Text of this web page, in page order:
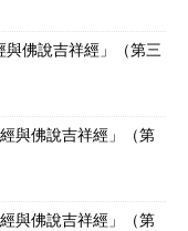
佛說吉祥經」（第三
與佛說吉祥經」（第
與佛說吉祥經」（第